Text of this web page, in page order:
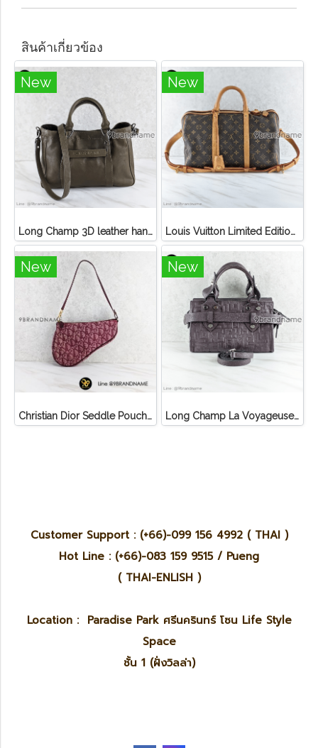
สินค้าเกี่ยวข้อง
New
Long Champ 3D leather handbag
New
Louis Vuitton Limited Edition Monogram Canvas Sofia Coppola SC Bag
New
Christian Dior Seddle Pouch Accessory Hand Bag
New
Long Champ La Voyageuse Bag Leather
Customer Support : (+66)-099 156 4992 ( THAI )
Hot Line : (+66)-083 159 9515 / Pueng
( THAI-ENLISH )
Location : Paradise Park ศรีนครินทร์ โซน Life Style
Space
ชั้น 1 (ฝั่งวิลล่า)